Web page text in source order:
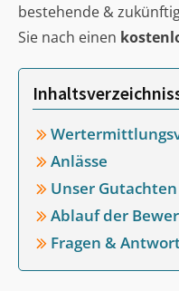
bestehende &
Sie nach einen
Anlässe
Unser Gutachten
Ablauf der
Fragen &